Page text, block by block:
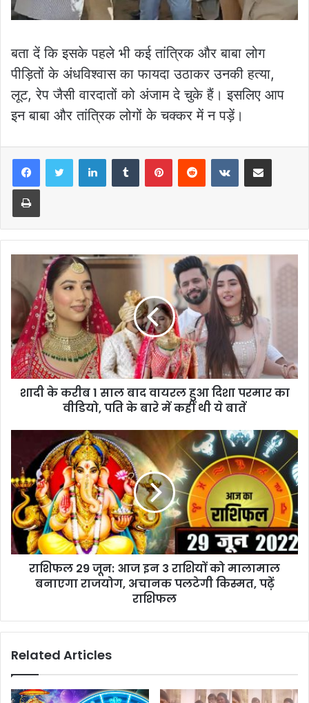
बता दें कि इसके पहले भी कई तांत्रिक और बाबा लोग
पीड़ितों के अंधविश्वास का फायदा उठाकर उनकी हत्या,
लूट, रेप जैसी वारदातों को अंजाम दे चुके हैं। इसलिए आप
इन बाबा और तांत्रिक लोगों के चक्कर में न पड़ें।
LinkedInTumblr PinterestReddit VKontakteShare via Email
Print
शादी के करीब 1 साल बाद वायरल हुआ दिशा परमार का
वीडियो, पति के बारे में कहीं थी ये बातें
राशिफल 29 जून: आज इन 3 राशियों को मालामाल
बनाएगा राजयोग, अचानक पलटेगी किस्मत, पढ़ें
राशिफल
Related Articles